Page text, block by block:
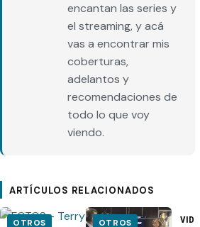
encantan las series y
el streaming, y acá
vas a encontrar mis
coberturas,
adelantos y
recomendaciones de
todo lo que voy
viendo.
ARTÍCULOS RELACIONADOS
OTROS OTROS